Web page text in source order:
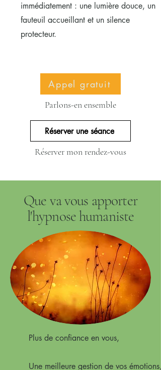
immédiatement : une lumière douce, un
fauteuil accueillant et un silence
protecteur.
Appel gratuit
Parlons-en ensemble
Réserver une séance
Réserver mon rendez-vous
Que va vous apporter
l'hypnose humaniste
Plus de confiance en vous,
Une meilleure gestion de vos émotions,